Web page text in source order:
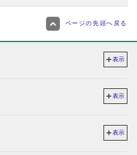
ページの先頭へ戻る
表示
表示
表示